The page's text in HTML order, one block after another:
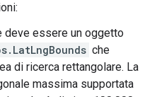
deve essere un oggetto
che
di ricerca rettangolare. La
massima supportata